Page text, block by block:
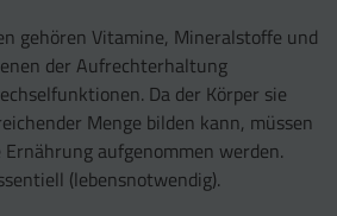
gehören Vitamine, Mineralstoffe und
der Aufrechterhaltung
Da der Körper sie
Menge bilden kann, müssen
aufgenommen werden.
(lebensnotwendig).